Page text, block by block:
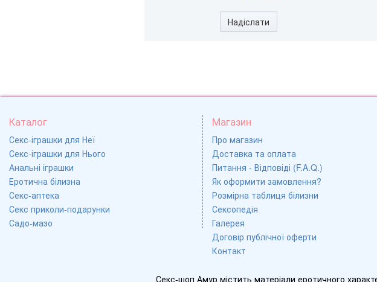
Надіслати
Каталог
Секс-іграшки для Неї
Секс-іграшки для Нього
Анальні іграшки
Еротична білизна
Секс-аптека
Секс приколи-подарунки
Садо-мазо
Магазин
Про магазин
Доставка та оплата
Питання - Відповіді (F.A.Q.)
Як оформити замовлення?
Розмірна таблиця білизни
Сексопедія
Галерея
Договір публічної оферти
Контакт
Секс-шоп Амур містить матеріали еротичного